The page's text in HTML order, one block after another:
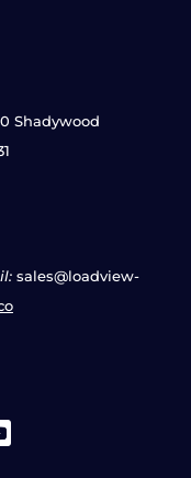
Shadywood
sales@loadview-